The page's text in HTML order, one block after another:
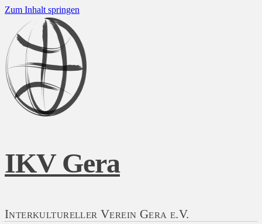
Zum Inhalt springen
IKV Gera
Interkultureller Verein Gera e.V.